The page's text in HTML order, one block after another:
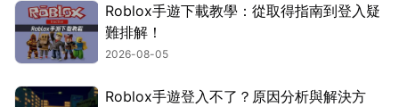
Roblox手遊下載教學：從取得指南到登入疑
難排解！
2026-08-05
Roblox手遊登入不了？原因分析與解決方